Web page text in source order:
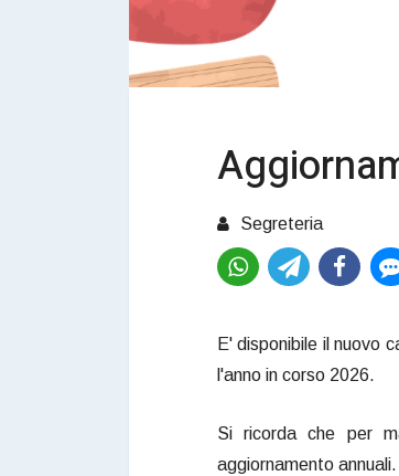
Segreteria
E' disponibile il nuovo
l'anno in corso 2026.
Si ricorda che per
aggiornamento annuali.